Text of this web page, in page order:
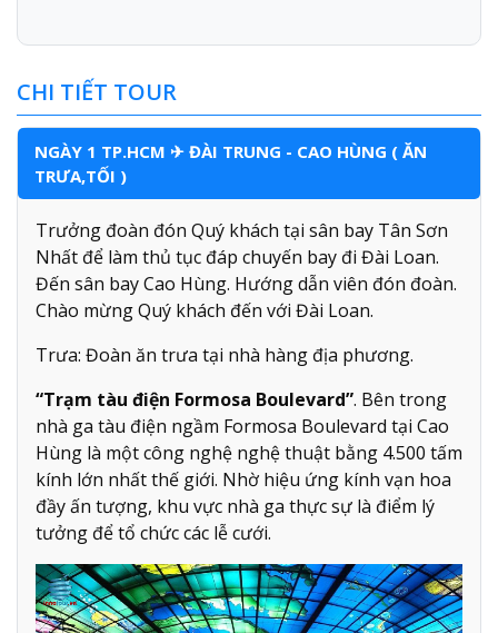
CHI TIẾT TOUR
NGÀY 1 TP.HCM ✈ ĐÀI TRUNG - CAO HÙNG ( ĂN
TRƯA,TỐI )
Trưởng đoàn đón Quý khách tại sân bay Tân Sơn
Nhất để làm thủ tục đáp chuyến bay đi Đài Loan.
Đến sân bay Cao Hùng. Hướng dẫn viên đón đoàn.
Chào mừng Quý khách đến với Đài Loan.
Trưa: Đoàn ăn trưa tại nhà hàng địa phương.
“Trạm tàu điện Formosa Boulevard”. Bên trong
nhà ga tàu điện ngầm Formosa Boulevard tại Cao
Hùng là một công nghệ nghệ thuật bằng 4.500 tấm
kính lớn nhất thế giới. Nhờ hiệu ứng kính vạn hoa
đầy ấn tượng, khu vực nhà ga thực sự là điểm lý
tưởng để tổ chức các lễ cưới.